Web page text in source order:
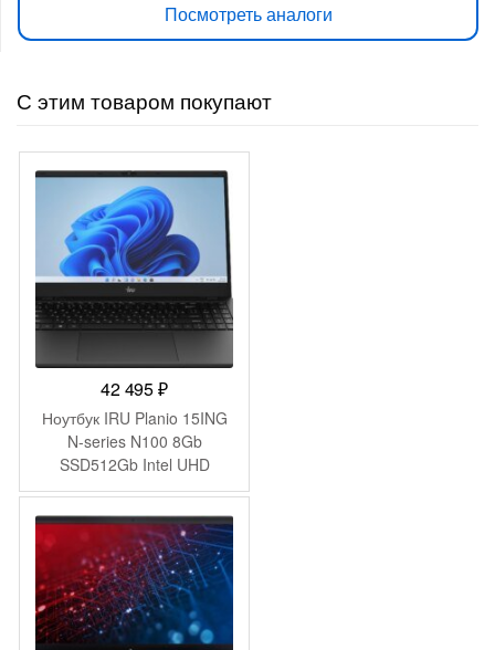
Посмотреть аналоги
С этим товаром покупают
42 495₽
Ноутбук IRU Planio 15ING
N-series N100 8Gb
SSD512Gb Intel UHD
Graphics 15.6″ IPS FHD
(1920×1080) Windows 11
Pro 64 black WiFi BT Cam
6000mAh (2059105)